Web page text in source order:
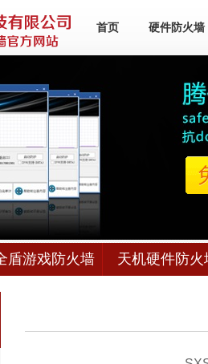
首页 硬件防火墙
盾游戏防火墙 天机硬件防火